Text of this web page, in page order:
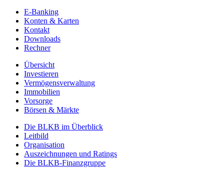
E-Banking
Konten & Karten
Kontakt
Downloads
Rechner
Übersicht
Investieren
Vermögensverwaltung
Immobilien
Vorsorge
Börsen & Märkte
Die BLKB im Überblick
Leitbild
Organisation
Auszeichnungen und Ratings
Die BLKB-Finanzgruppe